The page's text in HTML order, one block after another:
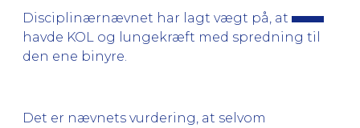
Disciplinærnævnet har lagt vægt på, at
havde KOL og lungekræft med spredning til
den ene binyre.
Det er nævnets vurdering, at selvom